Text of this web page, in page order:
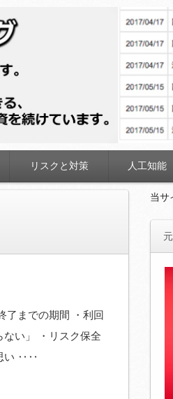
リスクと対策 人工知能
了までの期間 ・利回
ない」 ・リスク保全
い ‥‥
当サ